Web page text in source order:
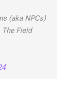
(aka NPCs)
Field